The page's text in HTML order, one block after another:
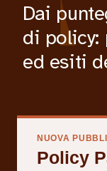
Dai
di policy:
ed esiti
NUOVA
Policy